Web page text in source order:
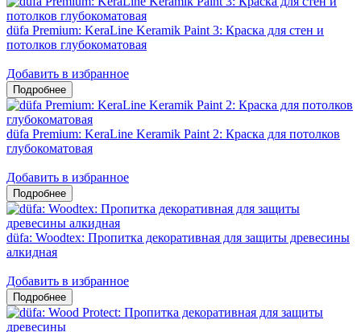
düfa Premium: KeraLine Keramik Paint 3: Краска для стен и
потолков глубокоматовая
Добавить в избранное
düfa Premium: KeraLine Keramik Paint 2: Краска для потолков
глубокоматовая
Добавить в избранное
düfa: Woodtex: Пропитка декоративная для защиты древесины
алкидная
Добавить в избранное